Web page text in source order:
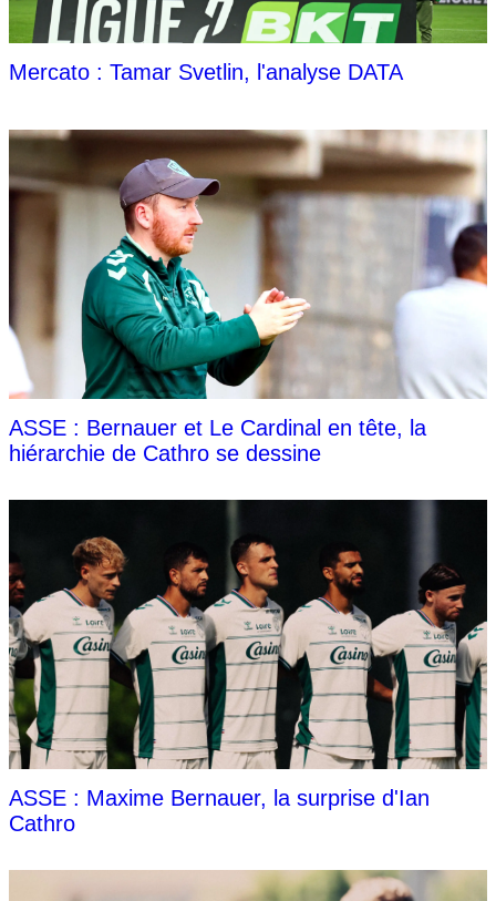
Mercato : Tamar Svetlin, l'analyse DATA
ASSE : Bernauer et Le Cardinal en tête, la
hiérarchie de Cathro se dessine
ASSE : Maxime Bernauer, la surprise d'Ian
Cathro